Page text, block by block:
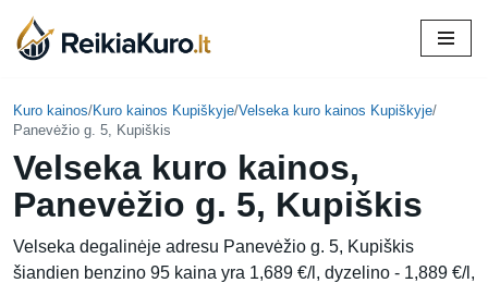
Skip
content
Kuro kainos/Kuro kainos Kupiškyje/Velseka kuro kainos Kupiškyje/
Panevėžio g. 5, Kupiškis
Velseka kuro kainos,
Panevėžio g. 5, Kupiškis
Velseka degalinėje adresu Panevėžio g. 5, Kupiškis
šiandien benzino 95 kaina yra 1,689 €/l, dyzelino - 1,889 €/l,